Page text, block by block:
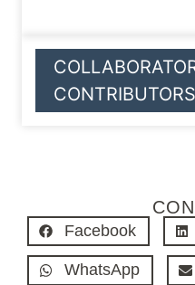
CONTRIBUTORS
Facebook
WhatsApp